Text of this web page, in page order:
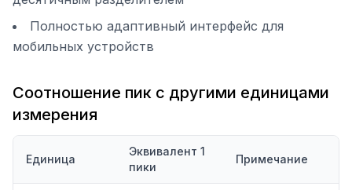
Полностью адаптивный интерфейс для
мобильных устройств
Соотношение пик с другими единицами
измерения
Единица
Эквивалент 1
пики
Примечание